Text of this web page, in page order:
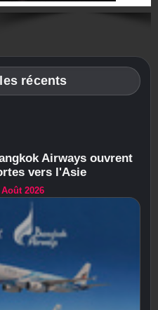
récents
Airways ouvrent
vers l'Asie
2026